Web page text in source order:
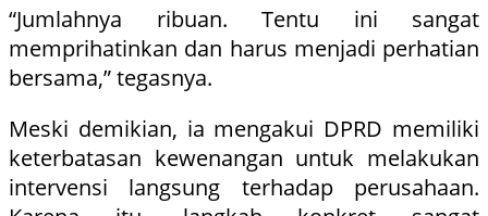
“Jumlahnya ribuan. Tentu ini sangat
memprihatinkan dan harus menjadi perhatian
bersama,” tegasnya.
Meski demikian, ia mengakui DPRD memiliki
keterbatasan kewenangan untuk melakukan
intervensi langsung terhadap perusahaan.